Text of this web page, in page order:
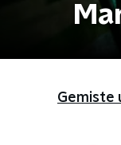
Gemiste